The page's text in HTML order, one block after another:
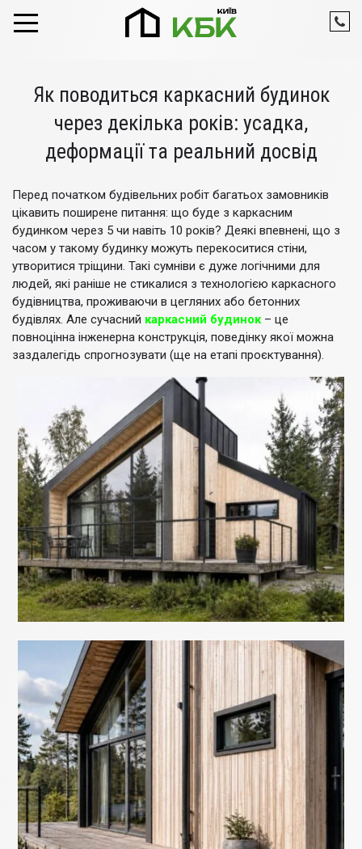
Як поводиться каркасний будинок
через декілька років: усадка,
деформації та реальний досвід
Перед початком будівельних робіт багатьох замовників
цікавить поширене питання: що буде з каркасним
будинком через 5 чи навіть 10 років? Деякі впевнені, що з
часом у такому будинку можуть перекоситися стіни,
утворитися тріщини. Такі сумніви є дуже логічними для
людей, які раніше не стикалися з технологією каркасного
будівництва, проживаючи в цегляних або бетонних
будівлях. Але сучасний каркасний будинок– це
повноцінна інженерна конструкція, поведінку якої можна
заздалегідь спрогнозувати (ще на етапі проєктування).